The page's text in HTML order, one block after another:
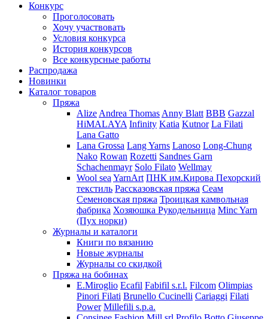
Конкурс
Проголосовать
Хочу участвовать
Условия конкурса
История конкурсов
Все конкурсные работы
Распродажа
Новинки
Каталог товаров
Пряжа
Alize Andrea Thomas Anny Blatt BBB Gazzal
HiMALAYA Infinity Katia Kutnor La Filati
Lana Gatto
Lana Grossa Lang Yarns Lanoso Long-Chung
Nako Rowan Rozetti Sandnes Garn
Schachenmayr Solo Filato Wellmay
Wool sea YarnArt ПНК им.Кирова Пехорский
текстиль Рассказовская пряжа Сеам
Семеновская пряжа Троицкая камвольная
фабрика Хозяюшка Рукодельница Minc Yarn
(Пух норки)
Журналы и каталоги
Книги по вязанию
Новые журналы
Журналы со скидкой
Пряжа на бобинах
E.Miroglio Ecafil Fabifil s.r.l. Filcom Olimpias
Pinori Filati Brunello Cucinelli Cariaggi Filati
Power Millefili s.p.a.